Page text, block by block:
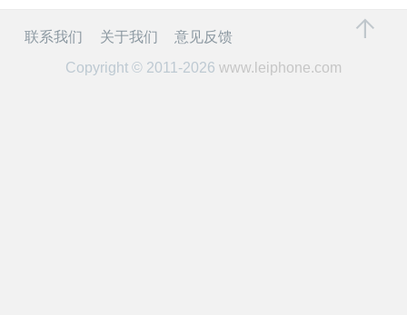
动
联系我们 关于我们
意见反馈
Copyright © 2011-2026 www.leiphone.com